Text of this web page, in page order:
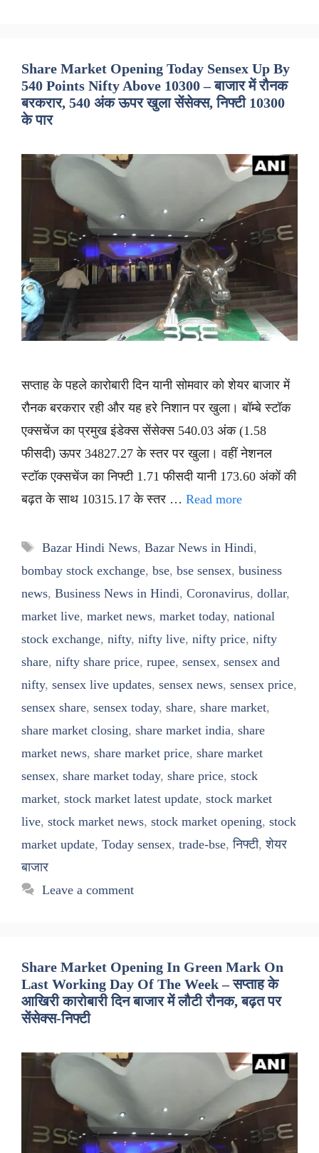
Share Market Opening Today Sensex Up By
540 Points Nifty Above 10300 – बाजार में रौनक
बरकरार, 540 अंक ऊपर खुला सेंसेक्स, निफ्टी 10300
के पार
सप्ताह के पहले कारोबारी दिन यानी सोमवार को शेयर बाजार में
रौनक बरकरार रही और यह हरे निशान पर खुला। बॉम्बे स्टॉक
एक्सचेंज का प्रमुख इंडेक्स सेंसेक्स 540.03 अंक (1.58
फीसदी) ऊपर 34827.27 के स्तर पर खुला। वहीं नेशनल
स्टॉक एक्सचेंज का निफ्टी 1.71 फीसदी यानी 173.60 अंकों की
बढ़त के साथ 10315.17 के स्तर … Read more
Tags
Bazar Hindi News, Bazar News in Hindi,
bombay stock exchange, bse, bse sensex, business
news, Business News in Hindi, Coronavirus, dollar,
market live, market news, market today, national
stock exchange, nifty, nifty live, nifty price, nifty
share, nifty share price, rupee, sensex, sensex and
nifty, sensex live updates, sensex news, sensex price,
sensex share, sensex today, share, share market,
share market closing, share market india, share
market news, share market price, share market
sensex, share market today, share price, stock
market, stock market latest update, stock market
live, stock market news, stock market opening, stock
market update, Today sensex, trade-bse,निफ्टी,शेयर
बाजार
Leave a comment
Share Market Opening In Green Mark On
Last Working Day Of The Week – सप्ताह के
आखिरी कारोबारी दिन बाजार में लौटी रौनक, बढ़त पर
सेंसेक्स-निफ्टी